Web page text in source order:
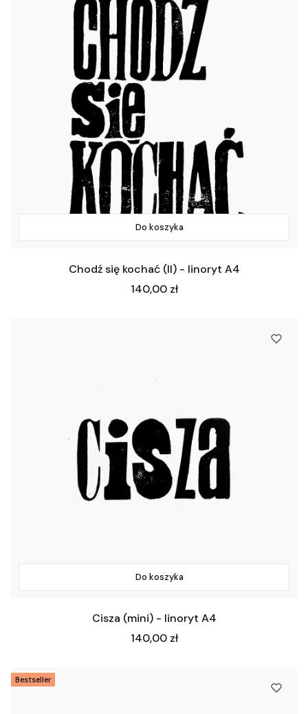
Do koszyka
Chodź się kochać (II) - linoryt A4
Cena
140,00 zł
Do koszyka
Cisza (mini) - linoryt A4
Cena
140,00 zł
Bestseller